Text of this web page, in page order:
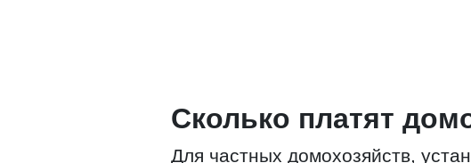
Сколько платят
Для частных домохозяйств,